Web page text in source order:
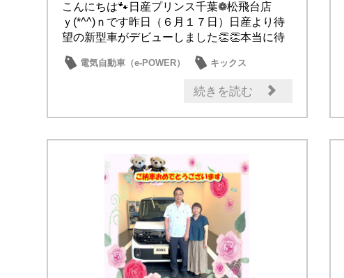
こんにちは🐾日産プリンス千葉❁松飛台店
ｙ(*^^)ｎです昨日（６月１７日）日産より待
望の新型車がデビューしました👏👏本当に待
電気自動車（e-POWER）
キックス
日産のお店
続きを読む